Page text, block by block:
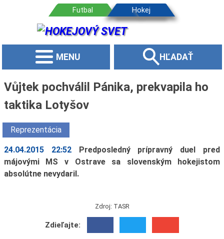
MENU HĽADAŤ
Vůjtek pochválil Pánika, prekvapila ho
taktika Lotyšov
Reprezentácia
24.04.2015 22:52
Predposledný prípravný duel pred
májovými MS v Ostrave sa slovenským hokejistom
absolútne nevydaril.
Zdroj: TASR
Zdieľajte: